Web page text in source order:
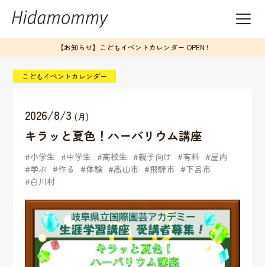
【お知らせ】こどもイベントカレンダー OPEN !
こどもイベントカレンダー
2026/8/3 (月)
キラッと夏色！ハーバリウム講座
小学生 中学生 高校生 親子向け 有料
屋内
学ぶ
作る 体験 高山市 飛騨市
下呂市
白川村